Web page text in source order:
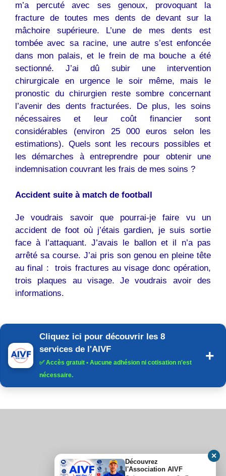
m’a percuté avec ses genoux, provoquant la
fracture de toutes mes dents de devant sur la
mâchoire supérieure. L’une de mes dents est
tombée avec sa racine, une autre s’est enfoncée
dans mon palais, et le frein de ma bouche a été
sectionné. J’ai dû subir une intervention
chirurgicale en urgence le soir même, mais le
pronostic du chirurgien reste sombre concernant
l’avenir des dents fracturées. De plus, les soins
nécessaires et leur coût financier sont
considérables (environ 25 000 euros selon les
estimations). Quels sont les recours possibles et
les démarches à entreprendre pour obtenir une
indemnisation couvrant les frais de mes soins ?
Accident suite à match de football
Je voudrais savoir que pourrai-je faire vu un
accident de foot où j’étais gardien, je suis sortie
face à l’attaquant. J’avais le ballon et il n’a pas
arrêté sa course. J’ai pris son genou en pleine tête
au final : trois fractures au visage donc opération,
trois plaques au visage. Je voudrais avoir des
informations.
Cliquez ici pour découvrir les 8
services de l'AIVF
✅Accès gratuit • Aucune adhésion ni cotisation n'est
nécessaire.
Découvrez
l'Association AIVF
✕